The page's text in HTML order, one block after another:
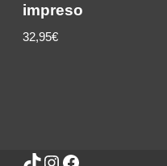
impreso
32,95€